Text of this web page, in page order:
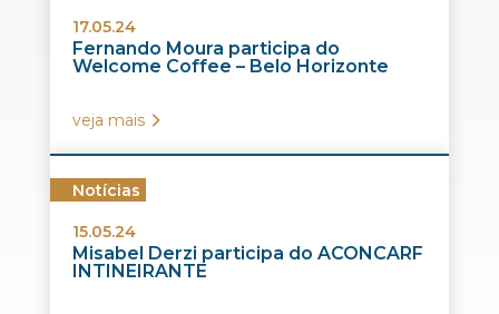
17.05.24
Fernando Moura participa do
Welcome Coffee – Belo Horizonte
veja mais
Notícias
15.05.24
Misabel Derzi participa do ACONCARF
INTINEIRANTE